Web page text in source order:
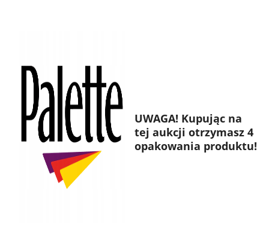
UWAGA! Kupując na
tej aukcji otrzymasz 4
opakowania produktu!